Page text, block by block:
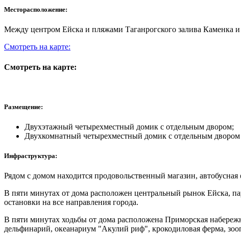
Месторасположение:
Между центром Ейска и пляжами Таганрогского залива
Смотреть на карте:
Смотреть на карте:
Размещение:
Двухэтажный четырехместный домик с отдельным двором;
Двухкомнатный четырехместный домик с отдельным
Инфраструктура:
Рядом с домом находится продовольственный магазин, автобусная
В пяти минутах от дома расположен центральный рынок Ейска,
остановки на все направления города.
В пяти минутах ходьбы от дома расположена Приморская
дельфинарий, океанариум "Акулий риф", крокодиловая ферма,